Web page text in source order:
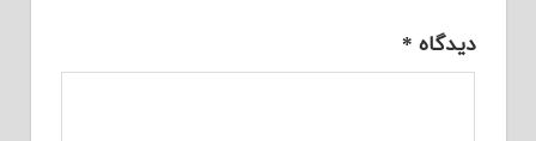
دیدگاه *